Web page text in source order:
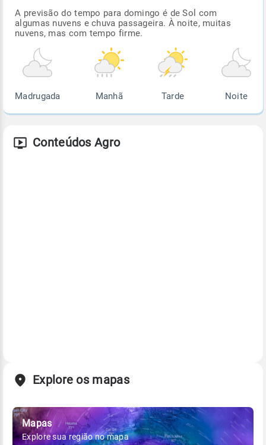
A previsão do tempo para domingo é de Sol com
algumas nuvens e chuva passageira. À noite, muitas
nuvens, mas com tempo firme.
Madrugada Manhã Tarde Noite
Conteúdos Agro
Explore os mapas
Mapas
Explore sua região no mapa